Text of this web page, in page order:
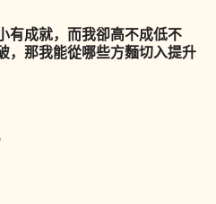
有成就，而我卻高不成低不
，那我能從哪些方麵切入提升